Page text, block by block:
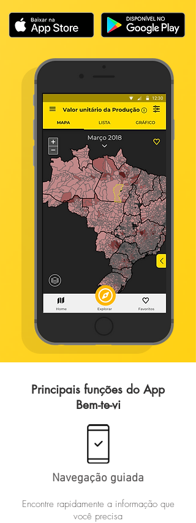
Principais funções do App
Bem-te-vi
Navegação guiada
Encontre rapidamente a informação que
você precisa